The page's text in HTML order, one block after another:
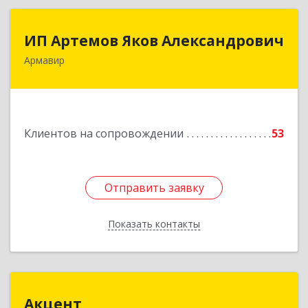
ИП Артемов Яков Александрович
Армавир
Клиентов на сопровождении 53
Отправить заявку
Показать контакты
Отправить заявку
Назад
Акцент